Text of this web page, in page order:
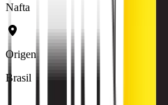
Nafta
Origen
Brasil